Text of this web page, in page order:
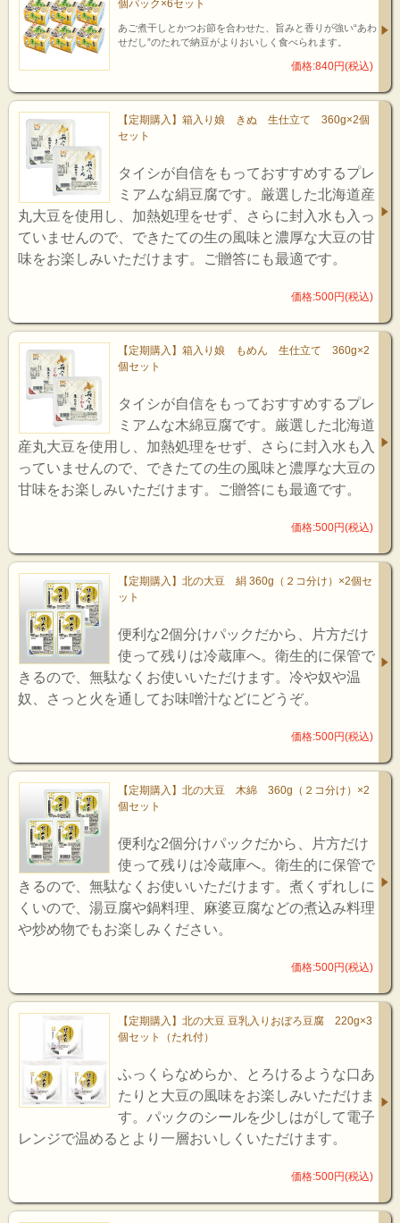
個パック×6セット
あご煮干しとかつお節を合わせた、旨みと香りが強い“あわ
せだし”のたれで納豆がよりおいしく食べられます。
価格:840円(税込)
【定期購入】箱入り娘 きぬ 生仕立て 360g×2個
セット
タイシが自信をもっておすすめするプレ
ミアムな絹豆腐です。厳選した北海道産
丸大豆を使用し、加熱処理をせず、さらに封入水も入っ
ていませんので、できたての生の風味と濃厚な大豆の甘
味をお楽しみいただけます。ご贈答にも最適です。
価格:500円(税込)
【定期購入】箱入り娘 もめん 生仕立て 360g×2
個セット
タイシが自信をもっておすすめするプレ
ミアムな木綿豆腐です。厳選した北海道
産丸大豆を使用し、加熱処理をせず、さらに封入水も入
っていませんので、できたての生の風味と濃厚な大豆の
甘味をお楽しみいただけます。ご贈答にも最適です。
価格:500円(税込)
【定期購入】北の大豆 絹 360g（２コ分け）×2個セ
ット
便利な2個分けパックだから、片方だけ
使って残りは冷蔵庫へ。衛生的に保管で
きるので、無駄なくお使いいただけます。冷や奴や温
奴、さっと火を通してお味噌汁などにどうぞ。
価格:500円(税込)
【定期購入】北の大豆 木綿 360g（２コ分け）×2
個セット
便利な2個分けパックだから、片方だけ
使って残りは冷蔵庫へ。衛生的に保管で
きるので、無駄なくお使いいただけます。煮くずれしに
くいので、湯豆腐や鍋料理、麻婆豆腐などの煮込み料理
や炒め物でもお楽しみください。
価格:500円(税込)
【定期購入】北の大豆 豆乳入りおぼろ豆腐 220g×3
個セット（たれ付）
ふっくらなめらか、とろけるような口あ
たりと大豆の風味をお楽しみいただけま
す。パックのシールを少しはがして電子
レンジで温めるとより一層おいしくいただけます。
価格:500円(税込)